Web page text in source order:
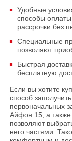
Удобные
способы
рассрочки без
Специальные
позволяют
Быстрая
бесплатную
Если вы хотите
способ
первоначальных
Айфон 15, а также
позволяют
него частями.